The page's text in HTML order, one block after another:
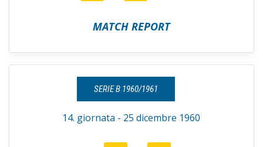
MATCH REPORT
SERIE B 1960/1961
14. giornata - 25 dicembre 1960